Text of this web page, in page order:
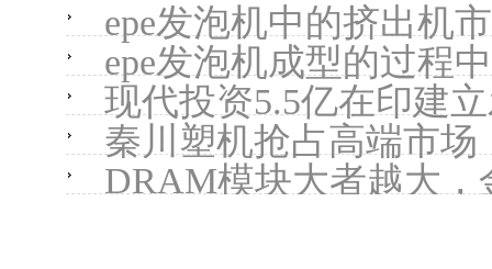
epe发泡机中的挤出机
epe发泡机成型的过程
现代投资5.5亿在印建
秦川塑机抢占高端市场
DRAM模块大者越大，